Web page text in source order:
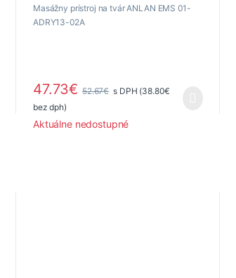
Masážny prístroj na tvár ANLAN EMS 01-
ADRY13-02A
47.73€ 52.67€ s DPH (38.80€
bez dph)
Aktuálne nedostupné